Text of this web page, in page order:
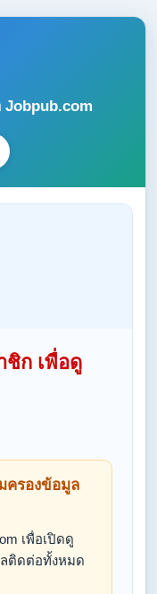
Jobpub.com
ชิก เพื่อดู
ครองข้อมูล
เพื่อเปิดดู
ลติดต่อทั้งหมด